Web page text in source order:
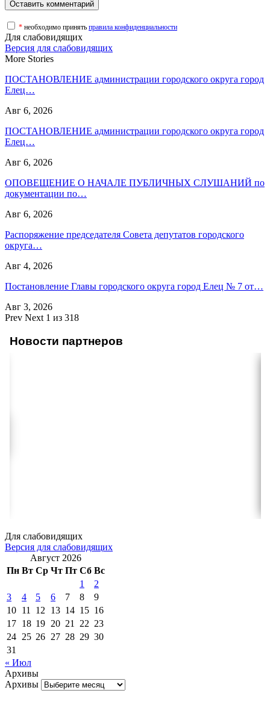
* необходимо принять правила конфиденциальности
Для слабовидящих
Версия для слабовидящих
More Stories
ПОСТАНОВЛЕНИЕ администрации городского округа город
Елец…
Авг 6, 2026
ПОСТАНОВЛЕНИЕ администрации городского округа город
Елец…
Авг 6, 2026
ОПОВЕЩЕНИЕ О НАЧАЛЕ ПУБЛИЧНЫХ СЛУШАНИЙ по
документации по…
Авг 6, 2026
Распоряжение председателя Совета депутатов городского
округа…
Авг 4, 2026
Постановление Главы городского округа город Елец № 7 от…
Авг 3, 2026
Prev Next 1 из 318
Новости партнеров
Для слабовидящих
Версия для слабовидящих
Август 2026
Пн Вт Ср Чт Пт Сб Вс
1
2
3
4 5 6 7 8
9
10 11 12 13 14 15 16
17 18 19 20 21 22 23
24 25 26 27 28 29 30
31
« Июл
Архивы
Архивы